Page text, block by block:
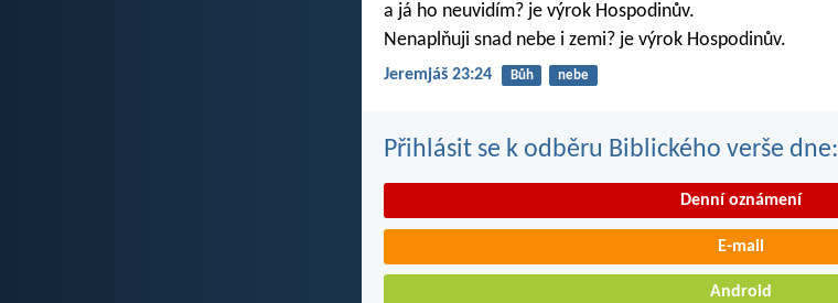
a já ho neuvidím? je výrok Hospodinův.
Nenaplňuji snad nebe i zemi? je výrok Hospodinův.
Jeremjáš 23:24 Bůh nebe
Přihlásit se k odběru Biblického verše dne:
Denní oznámení
E-mail
Android